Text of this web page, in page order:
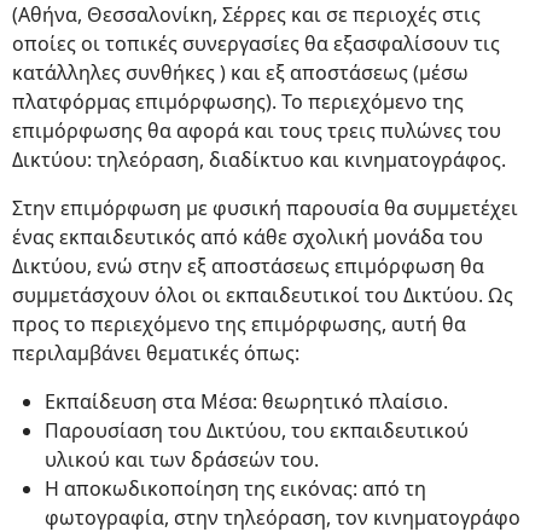
(Αθήνα, Θεσσαλονίκη, Σέρρες και σε περιοχές στις
οποίες οι τοπικές συνεργασίες θα εξασφαλίσουν τις
κατάλληλες συνθήκες ) και εξ αποστάσεως (μέσω
πλατφόρμας επιμόρφωσης). Το περιεχόμενο της
επιμόρφωσης θα αφορά και τους τρεις πυλώνες του
Δικτύου: τηλεόραση, διαδίκτυο και κινηματογράφος.
Στην επιμόρφωση με φυσική παρουσία θα συμμετέχει
ένας εκπαιδευτικός από κάθε σχολική μονάδα του
Δικτύου, ενώ στην εξ αποστάσεως επιμόρφωση θα
συμμετάσχουν όλοι οι εκπαιδευτικοί του Δικτύου. Ως
προς το περιεχόμενο της επιμόρφωσης, αυτή θα
περιλαμβάνει θεματικές όπως:
Εκπαίδευση στα Μέσα: θεωρητικό πλαίσιο.
Παρουσίαση του Δικτύου, του εκπαιδευτικού
υλικού και των δράσεών του.
Η αποκωδικοποίηση της εικόνας: από τη
φωτογραφία, στην τηλεόραση, τον κινηματογράφο